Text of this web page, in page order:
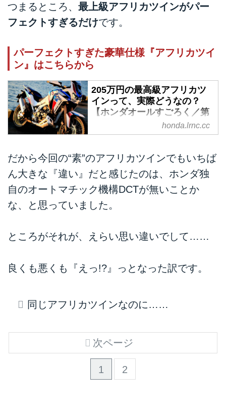
つまるところ、 最上級アフリカツインがパー
フェクトすぎるだけです。
パーフェクトすぎた豪華仕様『アフリカツイ
ン』はこちらから
205万円の最高級アフリカツ
インって、実際どうなの？
【ホンダオールすごろく／第
36回 CRF1100L アフリカツイ
ン アドベンチャースポーツ
Honda | ア・リトル・ホンダ
（リトホン）
もう“先代”になっちゃったけど
1000ccのアフリカツインは高性
能で堂々としていて、なによりも
いう夢がありました。そこからち
ょっと遠のいた感じもする新型ア
仕様に、その価値はあるの？
honda.lrnc.cc
だから今回の“素”のアフリカツインでもいちば
ん大きな『違い』だと感じたのは、ホンダ独
自のオートマチック機構DCTが無いことか
な、と思っていました。
ところがそれが、えらい思い違いでして……
良くも悪くも『えっ!?』っとなった訳です。
同じアフリカツインなのに……
1 2
次ページ